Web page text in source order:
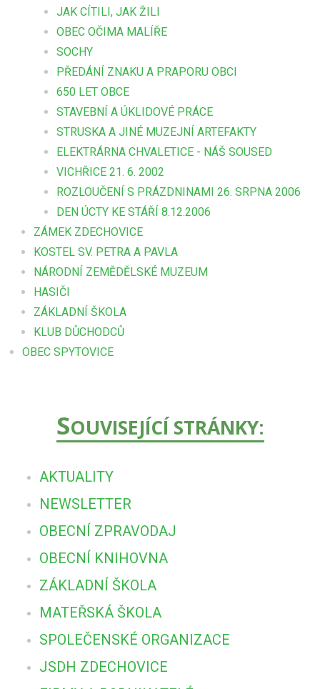
JAK CÍTILI, JAK ŽILI
OBEC OČIMA MALÍŘE
SOCHY
PŘEDÁNÍ ZNAKU A PRAPORU OBCI
650 LET OBCE
STAVEBNÍ A ÚKLIDOVÉ PRÁCE
STRUSKA A JINÉ MUZEJNÍ ARTEFAKTY
ELEKTRÁRNA CHVALETICE - NÁŠ SOUSED
VICHŘICE 21. 6. 2002
ROZLOUČENÍ S PRÁZDNINAMI 26. SRPNA 2006
DEN ÚCTY KE STÁŘÍ 8.12.2006
ZÁMEK ZDECHOVICE
KOSTEL SV. PETRA A PAVLA
NÁRODNÍ ZEMĚDĚLSKÉ MUZEUM
HASIČI
ZÁKLADNÍ ŠKOLA
KLUB DŮCHODCŮ
OBEC SPYTOVICE
SOUVISEJÍCÍ STRÁNKY:
AKTUALITY
NEWSLETTER
OBECNÍ ZPRAVODAJ
OBECNÍ KNIHOVNA
ZÁKLADNÍ ŠKOLA
MATEŘSKÁ ŠKOLA
SPOLEČENSKÉ ORGANIZACE
JSDH ZDECHOVICE